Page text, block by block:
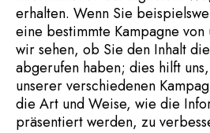
erhalten. Wenn Sie
eine bestimmte Kampagne von
wir sehen, ob Sie den Inhalt
abgerufen haben; dies hilft
unserer verschiedenen
die Art und Weise, wie die
präsentiert werden, zu